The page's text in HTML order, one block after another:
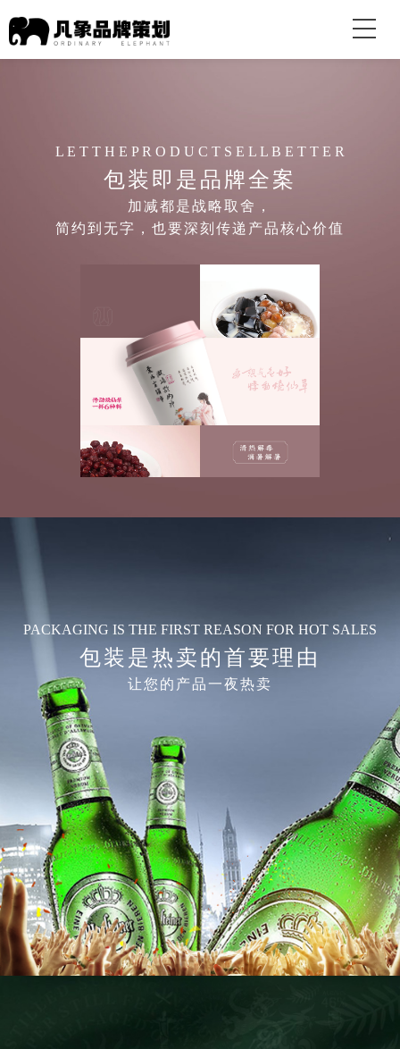
L E T T H E P R O D U C T S E L L B E T T E R
包装即是 品牌全案
加减都是战略取舍，
简约到无字，也要深刻传递产品核心价值
PACKAGING IS THE FIRST REASON FOR HOT SALES
包装 是热卖的首要理由
让您的产品一夜热卖